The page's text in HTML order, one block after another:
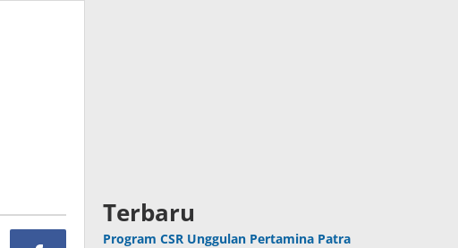
Terbaru
Program CSR Unggulan Pertamina Patra